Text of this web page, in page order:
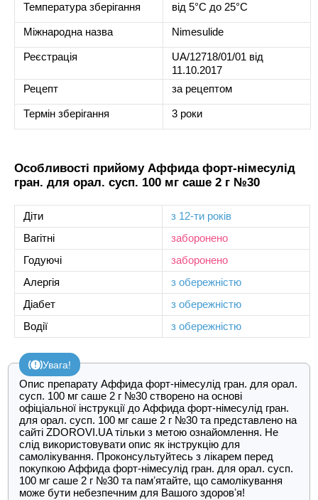
Температура зберігання від 5°C до 25°C
Міжнародна назва Nimesulide
Реєстрація
UA/12718/01/01 від
11.10.2017
Рецепт
за рецептом
Термін зберігання 3 роки
Особливості прийому Аффида форт-німесулід
гран. для орал. сусп. 100 мг саше 2 г №30
Діти
з 12-ти років
Вагітні
заборонено
Годуючі
заборонено
Алергія
з обережністю
Діабет
з обережністю
Водії
з обережністю
Увага!
Опис препарату Аффида форт-німесулід гран. для орал.
сусп. 100 мг саше 2 г №30 створено на основі
офіціальної інструкції до Аффида форт-німесулід гран.
для орал. сусп. 100 мг саше 2 г №30 та представлено на
сайті ZDOROVI.UA тільки з метою ознайомлення. Не
слід використовувати опис як інструкцію для
самолікування. Проконсультуйтесь з лікарем перед
покупкою Аффида форт-німесулід гран. для орал. сусп.
100 мг саше 2 г №30 та памʼятайте, що самолікування
може бути небезпечним для Вашого здоровʼя!